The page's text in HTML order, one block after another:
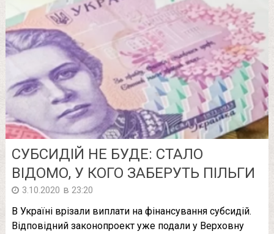
СУБСИДІЙ НЕ БУДЕ: СТАЛО
ВІДОМО, У КОГО ЗАБЕРУТЬ ПІЛЬГИ
3.10.2020 в 23:20
В Україні врізали виплати на фінансування субсидій.
Відповідний законопроект уже подали у Верховну